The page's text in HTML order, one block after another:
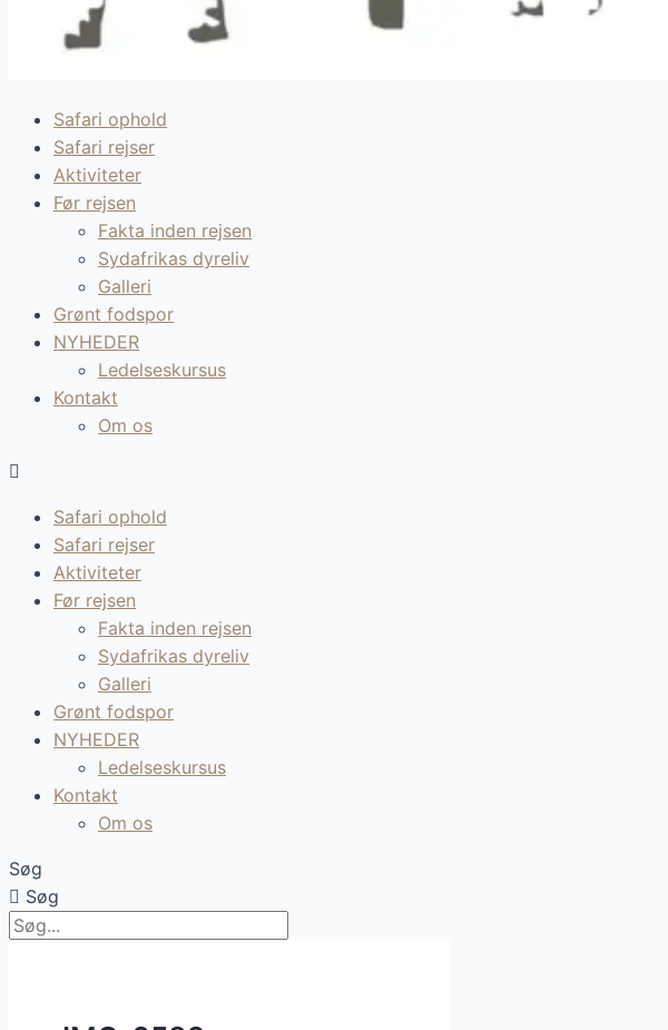
Safari ophold
Safari rejser
Aktiviteter
Før rejsen
Fakta inden rejsen
Sydafrikas dyreliv
Galleri
Grønt fodspor
NYHEDER
Ledelseskursus
Kontakt
Om os
Safari ophold
Safari rejser
Aktiviteter
Før rejsen
Fakta inden rejsen
Sydafrikas dyreliv
Galleri
Grønt fodspor
NYHEDER
Ledelseskursus
Kontakt
Om os
Søg
Søg